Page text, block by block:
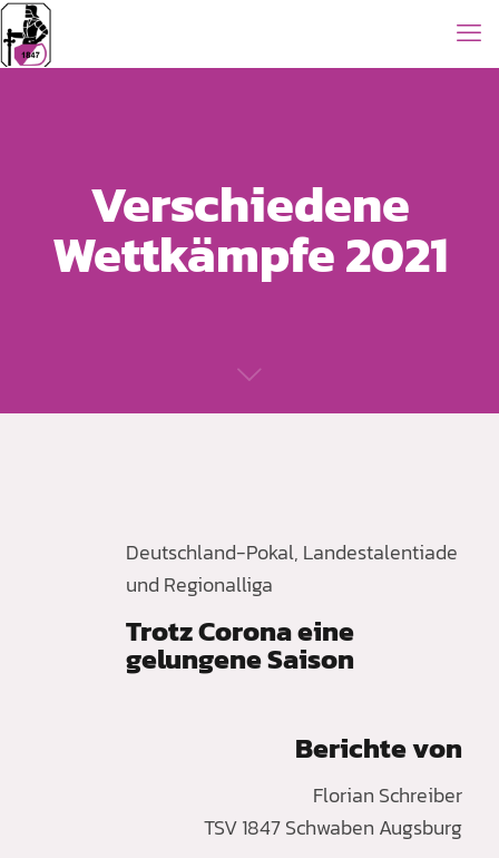
Verschiedene
Wettkämpfe 2021
Deutschland-Pokal, Landestalentiade
und Regionalliga
Trotz Corona eine
gelungene Saison
Berichte von
Florian Schreiber
TSV 1847 Schwaben Augsburg